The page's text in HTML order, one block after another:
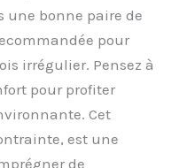
une bonne paire de
pour
irrégulier. Pensez à
pour profiter
Cet
est une
de